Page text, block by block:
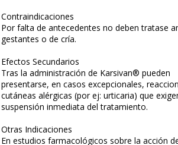
Contraindicaciones
Por falta de antecedentes no deben tratase
gestantes o de cría.
Efectos Secundarios
Tras la administración de Karsivan® pueden
presentarse, en casos excepcionales,
cutáneas alérgicas (por ej: urticaria) que
suspensión inmediata del tratamiento.
Otras Indicaciones
En estudios farmacológicos sobre la acción